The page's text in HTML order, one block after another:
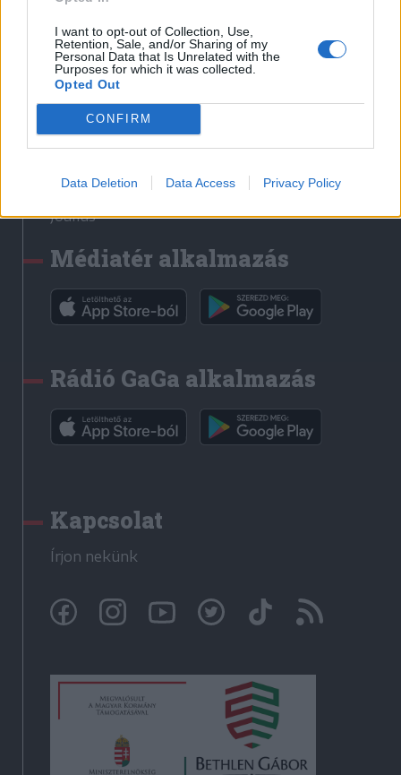
I want to opt-out of Collection, Use,
Retention, Sale, and/or Sharing of my
Personal Data that Is Unrelated with the
Purposes for which it was collected.
Opted Out
CONFIRM
Data Deletion Data Access Privacy Policy
Liget
Krónika
Bihari Napló
Erdélyi Napló
Főtér
Rádió GaGa
Jóállás
Médiatér alkalmazás
Rádió GaGa alkalmazás
Kapcsolat
Írjon nekünk